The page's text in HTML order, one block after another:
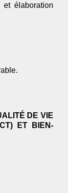
et élaboration
DE VIE
ET BIEN-